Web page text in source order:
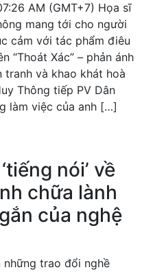
AM (GMT+7) Họa sĩ
mang tới cho người
cảm với tác phẩm điêu
“Thoát Xác” – phản ánh
tranh và khao khát hoà
Thông tiếp PV Dân
làm việc của anh […]
nói’ về
chữa lành
của nghệ
trao đổi nghề